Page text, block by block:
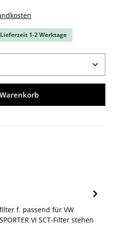
1-2 Werktage
gewünschten Wert ein
f. passend für VW
VI SCT-Filter stehen